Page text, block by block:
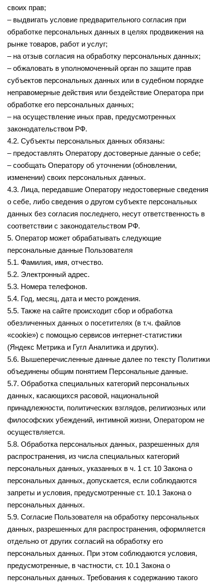
своих прав;
– выдвигать условие предварительного согласия при
обработке персональных данных в целях продвижения на
рынке товаров, работ и услуг;
– на отзыв согласия на обработку персональных данных;
– обжаловать в уполномоченный орган по защите прав
субъектов персональных данных или в судебном порядке
неправомерные действия или бездействие Оператора при
обработке его персональных данных;
– на осуществление иных прав, предусмотренных
законодательством РФ.
4.2. Субъекты персональных данных обязаны:
– предоставлять Оператору достоверные данные о себе;
– сообщать Оператору об уточнении (обновлении,
изменении) своих персональных данных.
4.3. Лица, передавшие Оператору недостоверные сведения
о себе, либо сведения о другом субъекте персональных
данных без согласия последнего, несут ответственность в
соответствии с законодательством РФ.
5. Оператор может обрабатывать следующие
персональные данные Пользователя
5.1. Фамилия, имя, отчество.
5.2. Электронный адрес.
5.3. Номера телефонов.
5.4. Год, месяц, дата и место рождения.
5.5. Также на сайте происходит сбор и обработка
обезличенных данных о посетителях (в т.ч. файлов
«cookie») с помощью сервисов интернет-статистики
(Яндекс Метрика и Гугл Аналитика и других).
5.6. Вышеперечисленные данные далее по тексту Политики
объединены общим понятием Персональные данные.
5.7. Обработка специальных категорий персональных
данных, касающихся расовой, национальной
принадлежности, политических взглядов, религиозных или
философских убеждений, интимной жизни, Оператором не
осуществляется.
5.8. Обработка персональных данных, разрешенных для
распространения, из числа специальных категорий
персональных данных, указанных в ч. 1 ст. 10 Закона о
персональных данных, допускается, если соблюдаются
запреты и условия, предусмотренные ст. 10.1 Закона о
персональных данных.
5.9. Согласие Пользователя на обработку персональных
данных, разрешенных для распространения, оформляется
отдельно от других согласий на обработку его
персональных данных. При этом соблюдаются условия,
предусмотренные, в частности, ст. 10.1 Закона о
персональных данных. Требования к содержанию такого